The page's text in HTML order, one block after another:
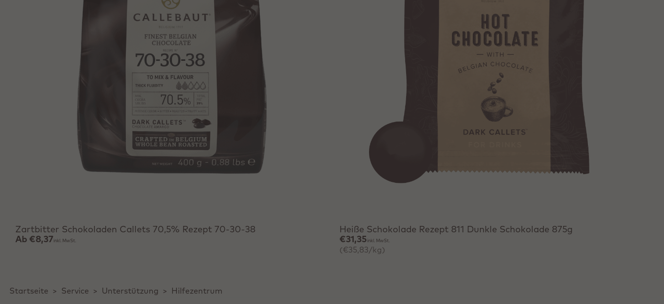
Zartbitter Schokoladen Callets 70,5% Rezept 70-30-38
Ab €8,37 inkl. MwSt.
Heiße Schokolade Rezept 811 Dunkle Schokolade 875g
€31,35 inkl. MwSt.
(€35,83/kg)
Startseite > Service > Unterstützung > Hilfezentrum